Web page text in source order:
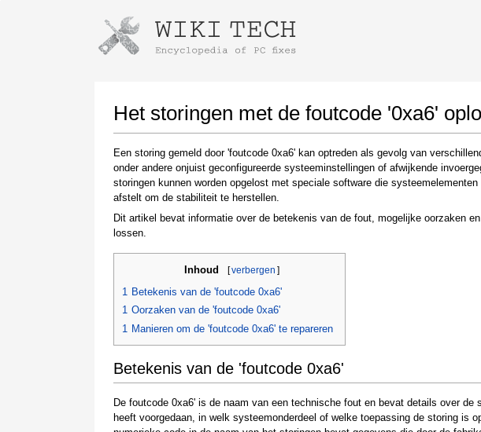
Het storingen met de foutcode '0xa6'
Een storing gemeld door 'foutcode 0xa6' kan optreden als gevolg van
onder andere onjuist geconfigureerde systeeminstellingen of afwijkende
storingen kunnen worden opgelost met speciale software die
afstelt om de stabiliteit te herstellen.
Dit artikel bevat informatie over de betekenis van de fout, mogelijke oorzaken
lossen.
Inhoud [verbergen ]
1 Betekenis van de 'foutcode 0xa6'
1 Oorzaken van de 'foutcode 0xa6'
1 Manieren om de 'foutcode 0xa6' te repareren
Betekenis van de 'foutcode 0xa6'
De foutcode 0xa6' is de naam van een technische fout en bevat details over de
heeft voorgedaan, in welk systeemonderdeel of welke toepassing de storing is
Instructions for downloading using Google Chrome
downloaded file link